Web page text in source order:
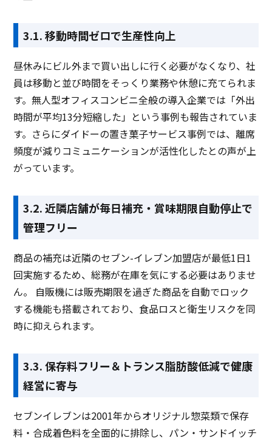
3.1. 移動時間ゼロで生産性向上
昼休みにビル外まで買い出しに行く必要がなくなり、社
員は移動と並び時間をそっくり業務や休憩に充てられま
す。無人型オフィスコンビニ全般の導入企業では「外出
時間が平均13分短縮した」という事例も報告されていま
す。さらにダイドーの置き菓子サービス事例では、離席
頻度が減りコミュニケーションが活性化したとの声が上
がっています。
3.2. 近隣店舗が毎日補充・賞味期限自動停止で
管理フリー
商品の補充は近隣のセブン-イレブン加盟店が最低1日1
回実施するため、総務が在庫を気にする必要はありませ
ん。 自販機には販売期限を過ぎた商品を自動でロック
する機能も搭載されており、食品ロスと衛生リスクを同
時に抑えられます。
3.3. 保存料フリー＆トランス脂肪酸低減で健康
経営に寄与
セブンイレブンは2001年からオリジナル惣菜類で保存
料・合成着色料を全面的に排除し、パン・サンドイッチ